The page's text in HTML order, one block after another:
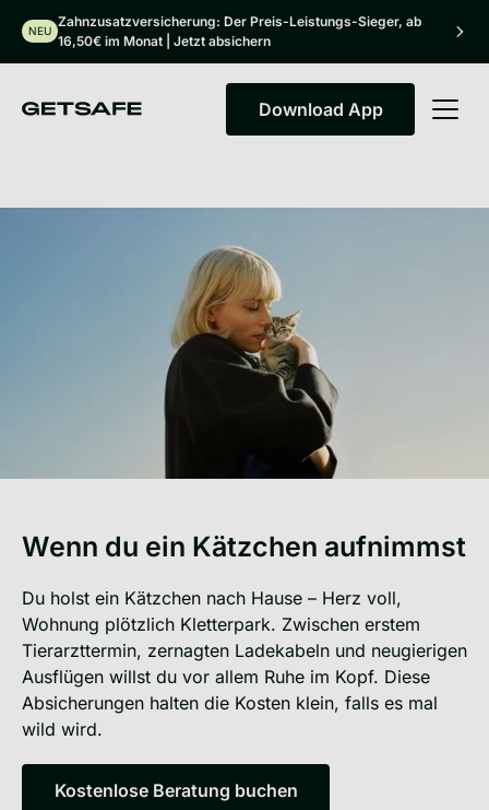
NEU
Zahnzusatzversicherung: Der Preis-Leistungs-Sieger, ab
16,50€ im Monat | Jetzt absichern
Download App
Download App
Wenn du ein Kätzchen aufnimmst
Du holst ein Kätzchen nach Hause – Herz voll,
Wohnung plötzlich Kletterpark. Zwischen erstem
Tierarzttermin, zernagten Ladekabeln und neugierigen
Ausflügen willst du vor allem Ruhe im Kopf. Diese
Absicherungen halten die Kosten klein, falls es mal
wild wird.
Kostenlose Beratung buchen
Kostenlose Beratung buchen